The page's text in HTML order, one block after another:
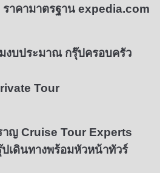
าคามาตรฐาน expedia.com
งบประมาณ กรุ๊ปครอบครัว
Tour
าญ Cruise Tour Experts
เดินทางพร้อมหัวหน้าทัวร์